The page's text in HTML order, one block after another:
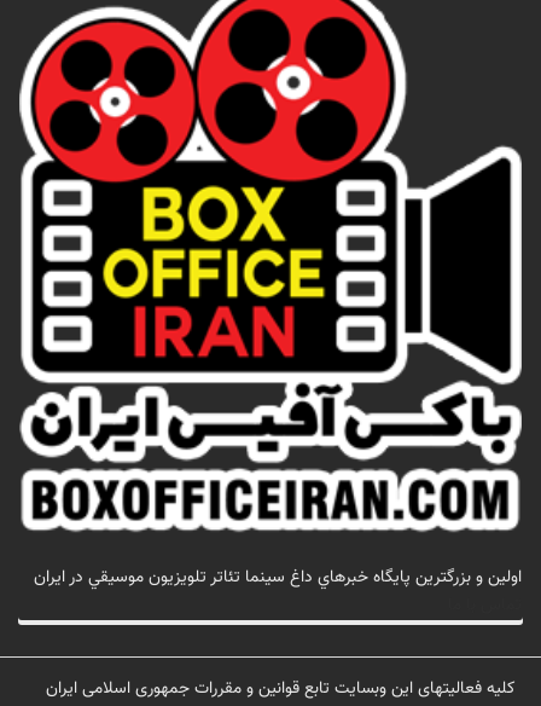
اولين و بزرگترين پايگاه خبرهاي داغ سينما تئاتر تلويزيون موسيقي در ايران
کلیه فعالیتهای این وبسایت تابع قوانین و مقررات جمهوری اسلامی ایران